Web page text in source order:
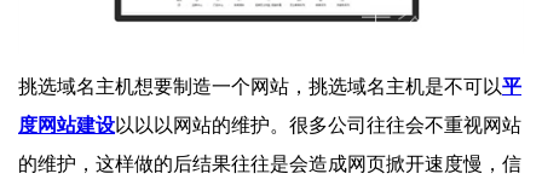
挑选域名主机想要制造一个网站，挑选域名主机是不可以平
度网站建设以以以网站的维护。很多公司往往会不重视网站
的维护，这样做的后结果往往是会造成网页掀开速度慢，信